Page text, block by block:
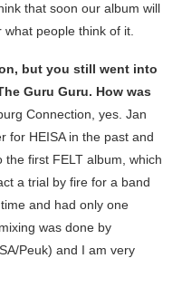
that soon our album will
people think of it.
but you still went into
Guru Guru. How was
Connection, yes. Jan
for HEISA in the past and
first FELT album, which
a trial by fire for a band
and had only one
was done by
Peuk) and I am very